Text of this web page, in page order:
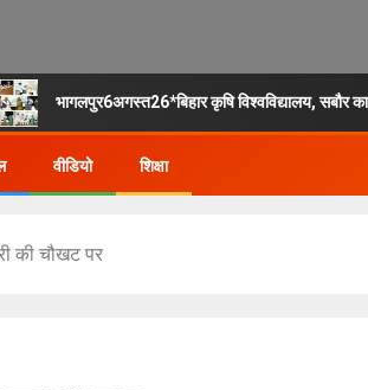
भागलपुर6अगस्त26*बिहार कृषि विश्वविद्यालय, सबौर
वीडियो शिक्षा
की चौखट पर